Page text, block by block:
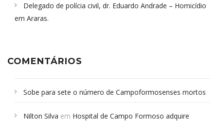
Delegado de polícia civil, dr. Eduardo Andrade – Homicídio
em Araras.
COMENTÁRIOS
Sobe para sete o número de Campoformosenses mortos
Campoformosenses que morreram em desabamentos são
Nilton Silva em Hospital de Campo Formoso adquire